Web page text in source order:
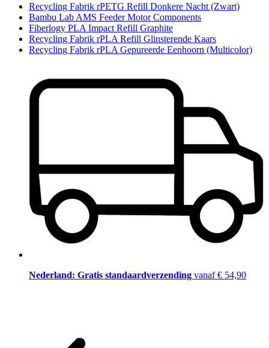
Recycling Fabrik rPETG Refill Donkere Nacht (Zwart)
Bambu Lab AMS Feeder Motor Components
Fiberlogy PLA Impact Refill Graphite
Recycling Fabrik rPLA Refill Glinsterende Kaars
Recycling Fabrik rPLA Gepureerde Eenhoorn (Multicolor)
Nederland: Gratis standaardverzending vanaf € 54,90